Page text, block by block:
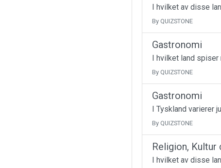
I hvilket av disse
By QUIZSTONE
Gastronomi
I hvilket land
By QUIZSTONE
Gastronomi
I Tyskland varierer
By QUIZSTONE
Religion, Kultur
I hvilket av disse